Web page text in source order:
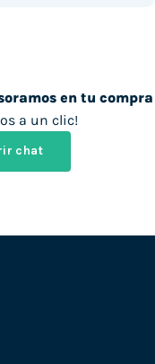
en tu compra
a un clic!
chat